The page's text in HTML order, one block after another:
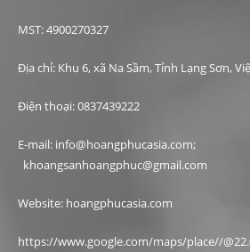
MST: 4900270327
Địa chỉ: Khu 6, xã Na Sầm, Tỉnh Lạng Sơn,
Điện thoại: 0837439222
E-mail: info@hoangphucasia.com;
khoangsanhoangphuc@gmail.com
Website: hoangphucasia.com
https://www.google.com/maps/place//